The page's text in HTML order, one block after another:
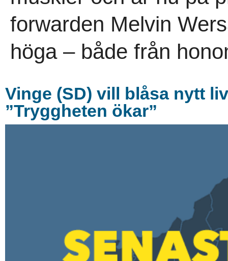
forwarden Melvin
höga – både från
Vinge (SD) vill blåsa nytt
”Tryggheten ökar”